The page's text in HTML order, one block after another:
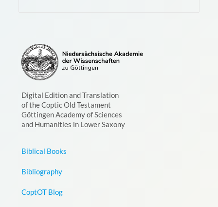
Digital Edition and Translation
of the Coptic Old Testament
Göttingen Academy of Sciences
and Humanities in Lower Saxony
Biblical Books
Bibliography
CoptOT Blog